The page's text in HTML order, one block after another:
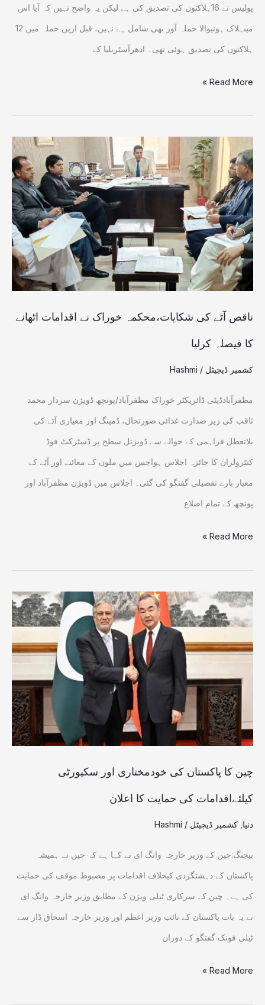
پولیس نے 16ہلاکتوں کی تصدیق کی ہے لیکن یہ واضح نہیں کہ آیا اس
میںہلاک ہونیوالا حملہ آور بھی شامل ہے نہیں، قبل ازیں حملہ میں 12
ہلاکتوں کی تصدیق ہوئی تھی۔ ادھرآسٹریلیا کے
Read More »
ناقص آٹے کی شکایات،محکمہ خوراک نے اقدامات اٹھانے
کا فیصلہ کرلیا
کشمیر ڈیجیٹل /
Hashmi
مظفرآبادڈپٹی ڈائریکٹر خوراک مظفرآباد/پونچھ ڈویژن سردار محمد
ثاقب کی زیر صدارت غذائی صورتحال، ڈمپنگ اور معیاری آٹے کی
بلاتعطل فراہمی کے حوالے سے ڈویژنل سطح پر ڈسٹرکٹ فوڈ
کنٹرولران کا جائزہ اجلاس ہواجس میں ملوں کے معائنے اور آٹے کے
معیار بارے تفصیلی گفتگو کی گئی۔ اجلاس میں ڈویژن مظفرآباد اور
پونچھ کے تمام اضلاع
آٹے
کی
شکایات،محکمہ
خوراک
نے
اقدامات
اٹھانے
کا
Read More »
چین کا پاکستان کی خودمختاری اور سکیورٹی
کیلئےاقدامات کی حمایت کا اعلان
دنیا کشمیر ڈیجیٹل /
Hashmi
بیجنگ:چین کے وزیر خارجہ وانگ ای نے کہا ہے کہ چین نے ہمیشہ
پاکستان کے دہشتگردی کیخلاف اقدامات پر مضبوط موقف کی حمایت
کی ہے۔ چین کے سرکاری ٹیلی ویژن کے مطابق وزیر خارجہ وانگ ای
نے یہ بات پاکستان کے نائب وزیر اعظم اور وزیر خارجہ اسحاق ڈار سے
ٹیلی فونک گفتگو کے دوران
چین
کا
پاکستان
خودمختاری
سکیورٹی
کیلئےاقدامات
اعلان
Read More »